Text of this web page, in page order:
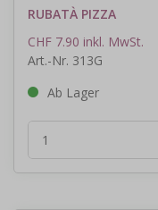
RUBATÀ PIZZA
CHF 7.90 inkl. MwSt.
Art.-Nr. 313G
Ab Lager